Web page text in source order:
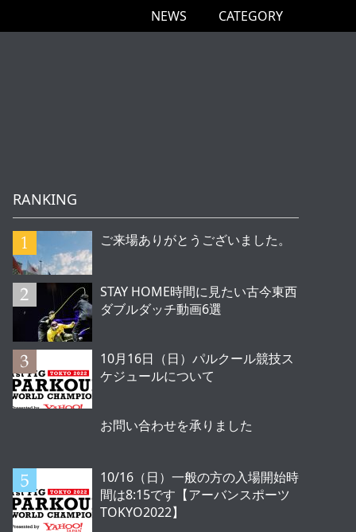
NEWS CATEGORY
RANKING
ご来場ありがとうございました。
STAY HOME時間に見たい古今東西
ダブルダッチ動画6選
10月16日（日）パルクール競技ス
ケジュールについて
お問い合わせを承りました
10/16（日）一般の方の入場開始時
間は8:15です【アーバンスポーツ
TOKYO2022】